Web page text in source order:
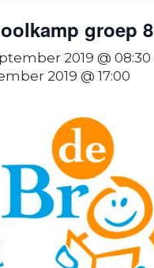
groep 8
2019 @ 08:30
2019 @ 17:00